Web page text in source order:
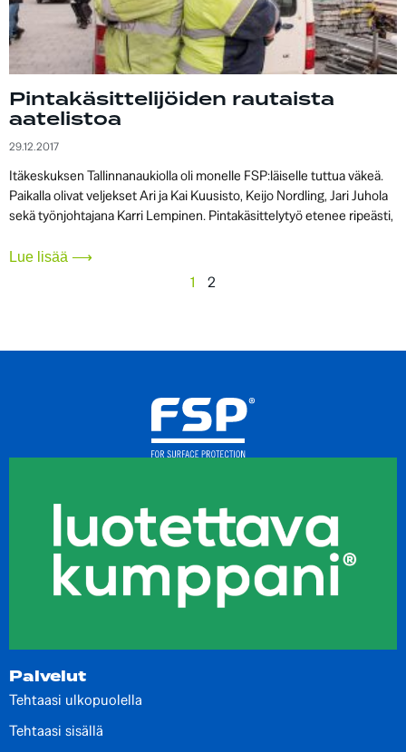
Pintakäsittelijöiden rautaista
aatelistoa
29.12.2017
Itäkeskuksen Tallinnanaukiolla oli monelle FSP:läiselle tuttua väkeä.
Paikalla olivat veljekset Ari ja Kai Kuusisto, Keijo Nordling, Jari Juhola
sekä työnjohtajana Karri Lempinen. Pintakäsittelytyö etenee ripeästi,
Lue lisää ⟶
1 2
Palvelut
Tehtaasi ulkopuolella
Tehtaasi sisällä